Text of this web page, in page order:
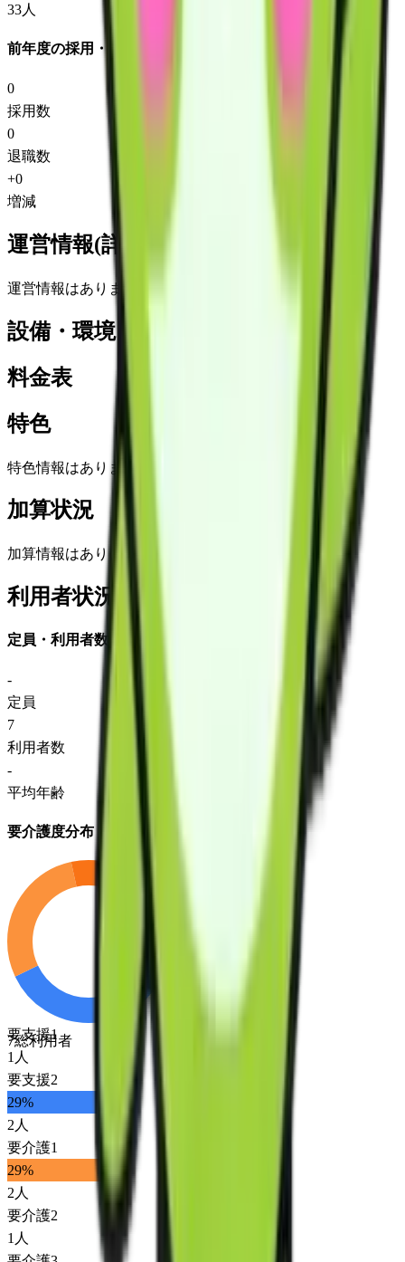
33人
前年度の採用・退職
0
採用数
0
退職数
+0
増減
運営情報(詳細)
運営情報はありません
設備・環境
料金表
特色
特色情報はありません
加算状況
加算情報はありません
利用者状況
定員・利用者数
-
定員
7
利用者数
-
平均年齢
要介護度分布
7総利用者
要支援1
1 人
要支援2
29%
2 人
要介護1
29%
2 人
要介護2
1 人